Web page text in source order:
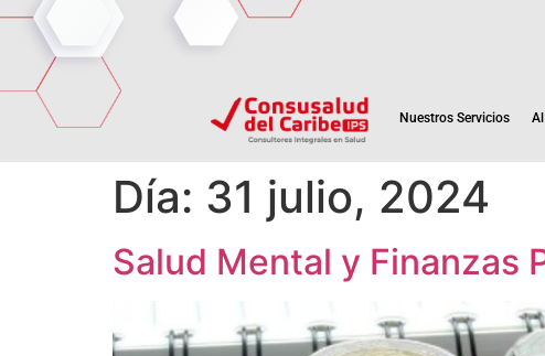
Nuestros Servicios
Día: 31 julio, 2024
Salud Mental y Finanzas